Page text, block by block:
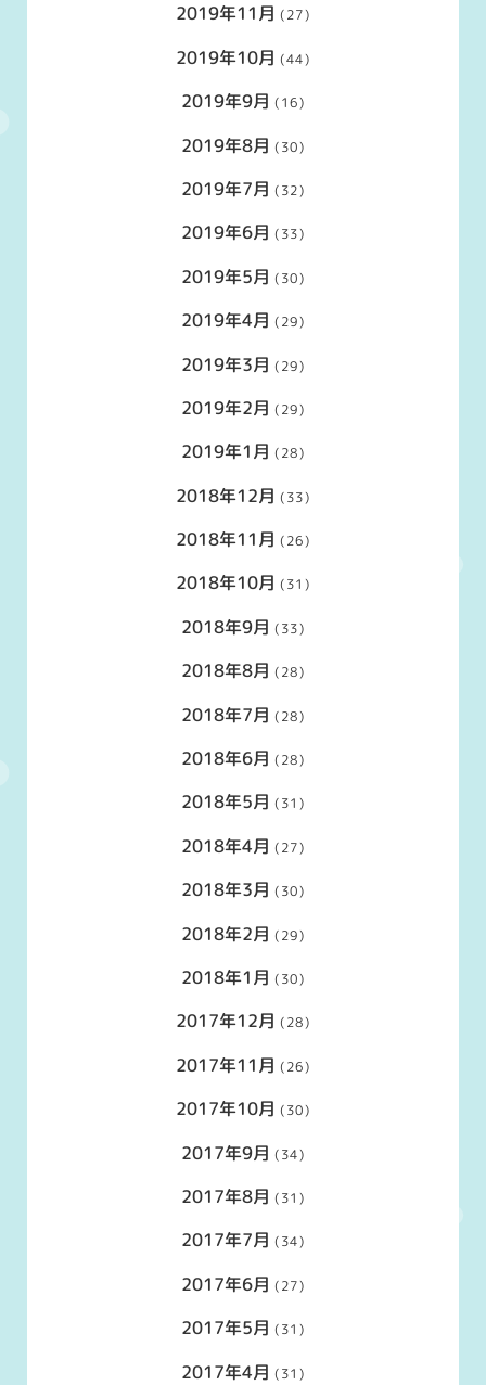
2019年11月 (27)
2019年10月 (44)
2019年9月 (16)
2019年8月 (30)
2019年7月 (32)
2019年6月 (33)
2019年5月 (30)
2019年4月 (29)
2019年3月 (29)
2019年2月 (29)
2019年1月 (28)
2018年12月 (33)
2018年11月 (26)
2018年10月 (31)
2018年9月 (33)
2018年8月 (28)
2018年7月 (28)
2018年6月 (28)
2018年5月 (31)
2018年4月 (27)
2018年3月 (30)
2018年2月 (29)
2018年1月 (30)
2017年12月 (28)
2017年11月 (26)
2017年10月 (30)
2017年9月 (34)
2017年8月 (31)
2017年7月 (34)
2017年6月 (27)
2017年5月 (31)
2017年4月 (31)